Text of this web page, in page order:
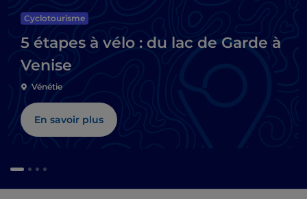
Cyclotourisme
5 étapes à vélo : du lac de Garde à
Venise
Vénétie
En savoir plus